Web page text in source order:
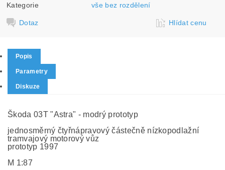
Kategorie vše bez rozdělení
Dotaz Hlídat cenu
Popis
Parametry
Diskuze
Škoda 03T "Astra" - modrý prototyp
jednosměrný čtyřnápravový částečně nízkopodlažní
tramvajový motorový vůz
prototyp 1997
M 1:87